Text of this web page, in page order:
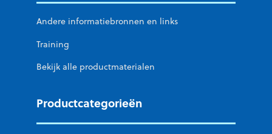
Andere informatiebronnen en links
Training
Bekijk alle productmaterialen
Productcategorieën